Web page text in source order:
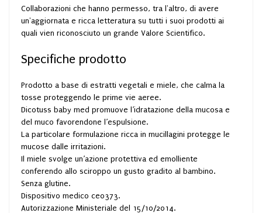
Collaborazioni che hanno permesso, tra l'altro, di avere
un'aggiornata e ricca letteratura su tutti i suoi prodotti ai
quali vien riconosciuto un grande Valore Scientifico.
Specifiche prodotto
Prodotto a base di estratti vegetali e miele, che calma la
tosse proteggendo le prime vie aeree.
Dicotuss baby med promuove l’idratazione della mucosa e
del muco favorendone l’espulsione.
La particolare formulazione ricca in mucillagini protegge le
mucose dalle irritazioni.
Il miele svolge un’azione protettiva ed emolliente
conferendo allo sciroppo un gusto gradito al bambino.
Senza glutine.
Dispositivo medico ce0373.
Autorizzazione Ministeriale del 15/10/2014.